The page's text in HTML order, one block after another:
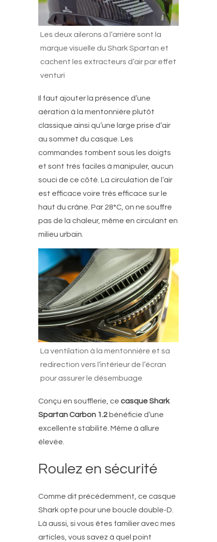
Les deux ailerons à l’arrière sont la
marque visuelle du Shark Spartan et
cachent les extracteurs d’air par effet
venturi
Il faut ajouter la présence d’une
aération à la mentonnière plutôt
classique ainsi qu’une large prise d’air
au sommet du casque. Les
commandes tombent sous les doigts
et sont très faciles à manipuler, aucun
souci de ce côté. La circulation de l’air
est efficace voire très efficace sur le
haut du crâne. Par 28°C, on ne souffre
pas de la chaleur, même en circulant en
milieu urbain.
La ventilation à la mentonnière et sa
redirection vers l’intérieur de l’écran
pour assurer le désembuage
Conçu en soufflerie, ce casque Shark
Spartan Carbon 1.2 bénéficie d’une
excellente stabilité. Même à allure
élevée.
Roulez en sécurité
Comme dit précédemment, ce casque
Shark opte pour une boucle double-D.
Là aussi, si vous êtes familier avec mes
articles, vous savez à quel point